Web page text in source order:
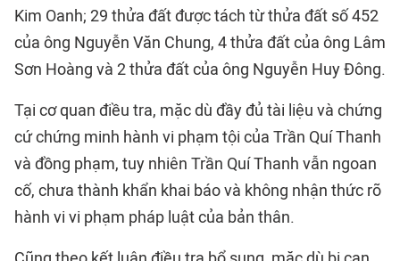
Kim Oanh; 29 thửa đất được tách từ thửa đất số 452
của ông Nguyễn Văn Chung, 4 thửa đất của ông Lâm
Sơn Hoàng và 2 thửa đất của ông Nguyễn Huy Đông.
Tại cơ quan điều tra, mặc dù đầy đủ tài liệu và chứng
cứ chứng minh hành vi phạm tội của Trần Quí Thanh
và đồng phạm, tuy nhiên Trần Quí Thanh vẫn ngoan
cố, chưa thành khẩn khai báo và không nhận thức rõ
hành vi vi phạm pháp luật của bản thân.